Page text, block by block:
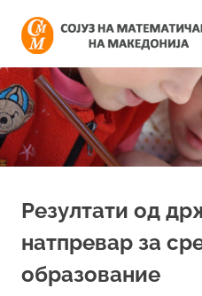
content
информации
поврзани
со
работата
на
Резултати од
натпревар за
образование